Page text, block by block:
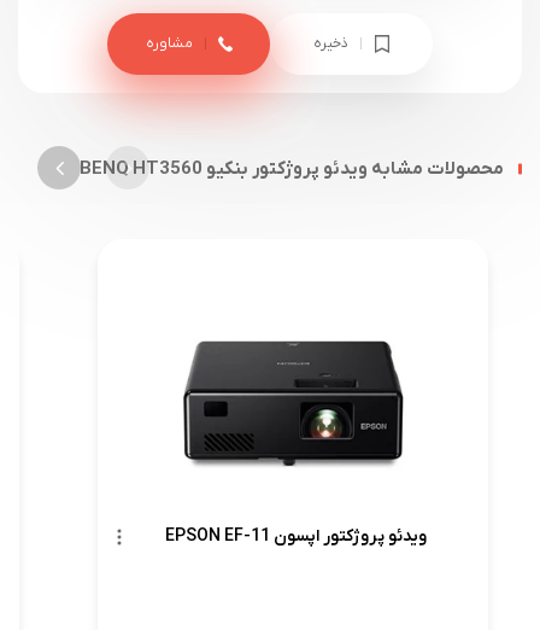
ذخیره مشاوره
محصولات مشابه ویدئو پروژکتور بنکیو BENQ HT3560
ویدئو پروژکتور اپسون EPSON EF-11